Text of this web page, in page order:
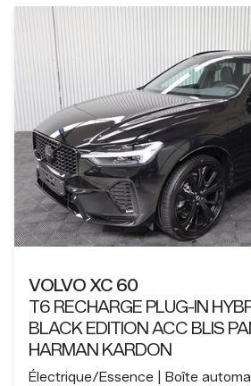
VOLVO XC 60
T6 RECHARGE PLUG-IN
BLACK EDITION ACC BLIS
HARMAN KARDON
Électrique/Essence Boîte